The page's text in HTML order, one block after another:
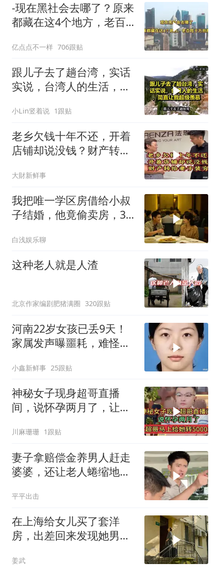
-现在黑社会去哪了？原来
都藏在这4个地方，老百
亿点点不一样 706跟贴
跟儿子去了趟台湾，实话
实说，台湾人的生活，简
小Lin竖着说 1跟贴
老乡欠钱十年不还，开着
店铺却说没钱？财产转给
大財新鲜事
我把唯一学区房借给小叔
子结婚，他竟偷卖房，3
白浅娱乐聊
这种老人就是人渣
北京作家编剧肥猪满圈 320跟贴
河南22岁女孩已丢9天！
家属发声曝噩耗，难怪搜
小鑫新鲜事 25跟贴
神秘女子现身超哥直播
间，说怀孕两月了，让超
川麻珊珊 1跟贴
妻子拿赔偿金养男人赶走
婆婆，还让老人蜷缩地下
平平出击
在上海给女儿买了套洋
房，出差回来发现她男友
姜武